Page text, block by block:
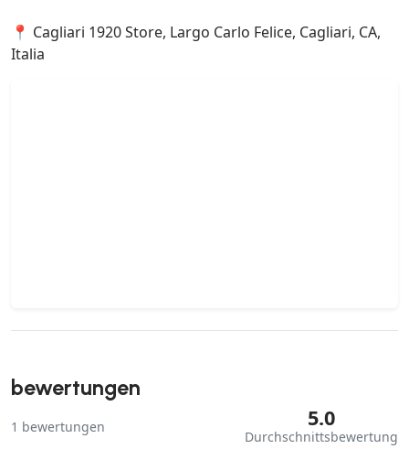
📍 Cagliari 1920 Store, Largo Carlo Felice, Cagliari, CA,
Italia
bewertungen
1 bewertungen 5.0
Durchschnittsbewertung